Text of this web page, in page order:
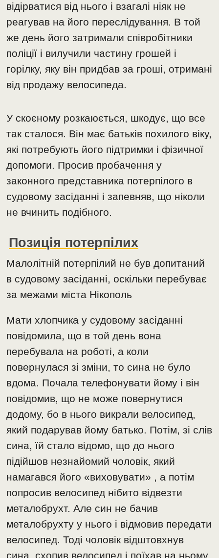
відірватися від нього і взагалі ніяк не
реагував на його переслідування. В той
же день його затримали співробітники
поліції і вилучили частину грошей і
горілку, яку він придбав за гроші, отримані
від продажу велосипеда.
У скоєному розкаюється, шкодує, що все
так сталося. Він має батьків похилого віку,
які потребують його підтримки і фізичної
допомоги. Просив пробачення у
законного представника потерпілого в
судовому засіданні і запевняв, що ніколи
не вчинить подібного.
Позиція потерпілих
Малолітній потерпілий не був допитаний
в судовому засіданні, оскільки перебуває
за межами міста Нікополь
Мати хлопчика у судовому засіданні
повідомила, що в той день вона
перебувала на роботі, а коли
повернулася зі зміни, то сина не було
вдома. Почала телефонувати йому і він
повідомив, що не може повернутися
додому, бо в нього викрали велосипед,
який подарував йому батько. Потім, зі слів
сина, їй стало відомо, що до нього
підійшов незнайомий чоловік, який
намагався його «виховувати» , а потім
попросив велосипед нібито відвезти
металобрухт. Але син не бачив
металобрухту у нього і відмовив передати
велосипед. Тоді чоловік відштовхнув
сина, схопив велосипед і поїхав на ньому.